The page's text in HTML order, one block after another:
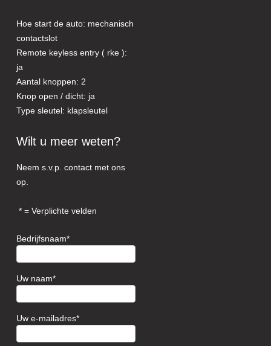
Hoe start de auto: mechanisch
contactslot
Remote keyless entry ( rke ):
ja
Aantal knoppen: 2
Knop open / dicht: ja
Type sleutel: klapsleutel
Wilt u meer weten?
Neem s.v.p. contact met ons
op.
= Verplichte velden
Bedrijfsnaam
Uw naam
Uw e-mailadres